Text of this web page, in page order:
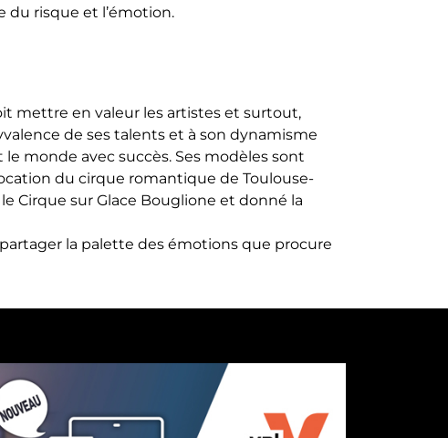
du risque et l’émotion.
mettre en valeur les artistes et surtout,
de ses talents et à son dynamisme
monde avec succès. Ses modèles sont
du cirque romantique de Toulouse-
Cirque sur Glace Bouglione et donné la
la palette des émotions que procure